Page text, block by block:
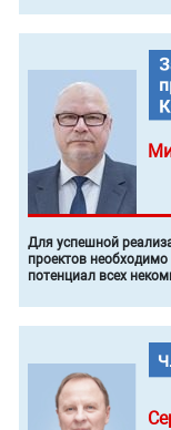
Для успешной
проектов
потенциал всех